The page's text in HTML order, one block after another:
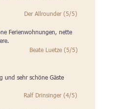
Der Allrounder (5/5)
Ferienwohnungen, nette
Beate Luetze (5/5)
und sehr schöne Gäste
Ralf Drinsinger (4/5)